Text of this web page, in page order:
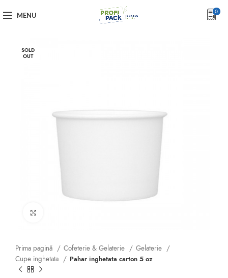
MENU 0
SOLD
OUT
Prima pagină Cofeterie & Gelaterie
Gelaterie
Cupe inghetata
Pahar inghetata carton 5 oz